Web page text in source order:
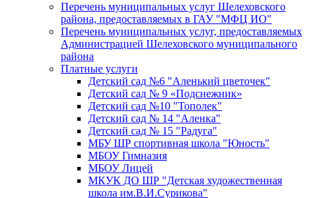
Перечень муниципальных услуг Шелеховского
района, предоставляемых в ГАУ "МФЦ ИО"
Перечень муниципальных услуг, предоставляемых
Администрацией Шелеховского муниципального
района
Платные услуги
Детский сад №6 "Аленький цветочек"
Детский сад № 9 «Подснежник»
Детский сад №10 "Тополек"
Детский сад № 14 "Аленка"
Детский сад № 15 "Радуга"
МБУ ШР спортивная школа "Юность"
МБОУ Гимназия
МБОУ Лицей
МКУК ДО ШР "Детская художественная
школа им.В.И.Сурикова"